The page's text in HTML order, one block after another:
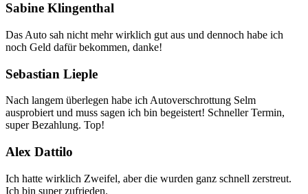
Sabine Klingenthal
Das Auto sah nicht mehr wirklich gut aus und dennoch habe ich
noch Geld dafür bekommen, danke!
Sebastian Lieple
Nach langem überlegen habe ich Autoverschrottung Selm
ausprobiert und muss sagen ich bin begeistert! Schneller Termin,
super Bezahlung. Top!
Alex Dattilo
Ich hatte wirklich Zweifel, aber die wurden ganz schnell zerstreut.
Ich bin super zufrieden.